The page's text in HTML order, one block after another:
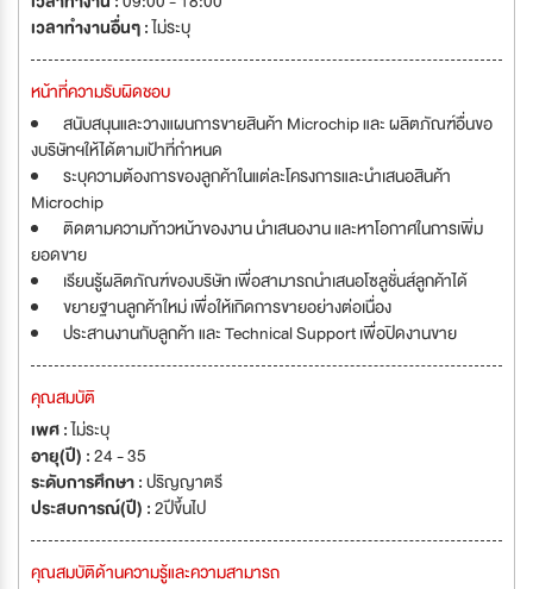
เวลาทำงานอื่นๆ :ไม่ระบุ
หน้าที่ความรับผิดชอบ
สนับสนุนและวางแผนการขายสินค้า Microchip และ ผลิตภัณฑ์อื่นขอ
งบริษัทฯให้ได้ตามเป้าที่กำหนด
ระบุความต้องการของลูกค้าในแต่ละโครงการและนำเสนอสินค้า
Microchip
ติดตามความก้าวหน้าของงาน นำเสนองาน และหาโอกาศในการเพิ่ม
ยอดขาย
เรียนรู้ผลิตภัณฑ์ของบริษัท เพื่อสามารถนำเสนอโซลูชั่นส์ลูกค้าได้
ขยายฐานลูกค้าใหม่ เพื่อให้เกิดการขายอย่างต่อเนื่อง
ประสานงานกับลูกค้า และ Technical Support เพื่อปิดงานขาย
คุณสมบัติ
เพศ :ไม่ระบุ
อายุ(ปี) :24 - 35
ระดับการศึกษา :ปริญญาตรี
ประสบการณ์(ปี) :2ปีขึ้นไป
คุณสมบัติด้านความรู้และความสามารถ